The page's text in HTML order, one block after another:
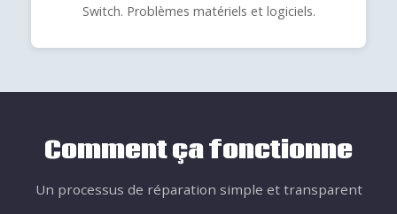
Switch. Problèmes matériels et logiciels.
Comment ça fonctionne
Un processus de réparation simple et transparent